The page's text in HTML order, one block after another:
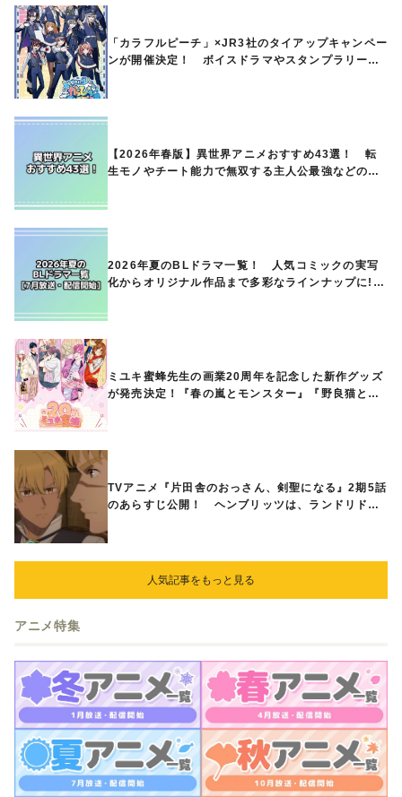
「カラフルピーチ」×JR3社のタイアップキャンペー
ンが開催決定！ ボイスドラマやスタンプラリー、
【2026年春版】異世界アニメおすすめ43選！ 転
生モノやチート能力で無双する主人公最強などの人
2026年夏のBLドラマ一覧！ 人気コミックの実写
化からオリジナル作品まで多彩なラインナップに!!
ミユキ蜜蜂先生の画業20周年を記念した新作グッズ
が発売決定！『春の嵐とモンスター』『野良猫と
TVアニメ『片田舎のおっさん、剣聖になる』2期5話
のあらすじ公開！ ヘンブリッツは、ランドリドに
人気記事をもっと見る
アニメ特集